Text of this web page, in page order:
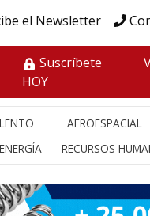
el Newsletter
Suscríbete
HOY
AEROESPACIAL
ENERGÍA RECURSOS